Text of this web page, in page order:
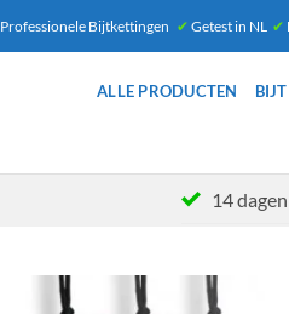
Professionele Bijtkettingen ✔ Getest in NL ✔
ALLE PRODUCTEN
14